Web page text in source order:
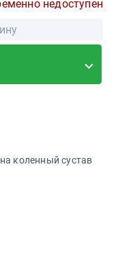
недоступен
коленный сустав